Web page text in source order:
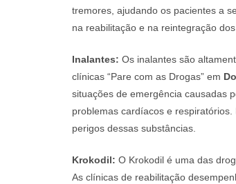
tremores, ajudando os pacientes a
na reabilitação e na reintegração
Inalantes: Os inalantes são
clínicas “Pare com as Drogas” em
situações de emergência causadas
problemas cardíacos e
perigos dessas substâncias.
Krokodil: O Krokodil é uma das
As clínicas de reabilitação